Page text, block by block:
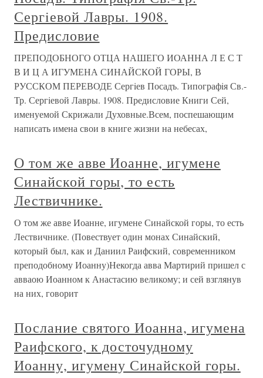
Сергiевой Лавры. 1908.
Предисловие
ПРЕПОДОБНОГО ОТЦА НАШЕГО ИОАННА Л Е С Т
В И Ц А ИГУМЕНА СИНАЙСКОЙ ГОРЫ, В
РУССКОМ ПЕРЕВОДЕ Сергiев Посадъ. Типографiя Св.-
Тр. Сергiевой Лавры. 1908. Предисловие Книги Сей,
именуемой Скрижали Духовные.Всем, поспешающим
написать имена свои в книге жизни на небесах,
О том же авве Иоанне, игумене
Синайской горы, то есть
Лествичнике.
О том же авве Иоанне, игумене Синайской горы, то есть
Лествичнике. (Повествует один монах Синайский,
который был, как и Даниил Раифский, современником
преподобному Иоанну)Некогда авва Мартирий пришел с
авваою Иоанном к Анастасию великому; и сей взглянув
на них, говорит
Послание святого Иоанна, игумена
Раифского, к досточудному
Иоанну, игумену Синайской горы.